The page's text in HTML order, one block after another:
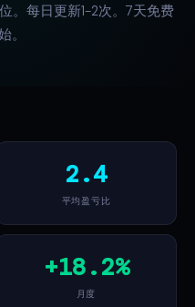
。每日更新1-2次。7天免费
。
2.4
平均盈亏比
+18.2%
月度